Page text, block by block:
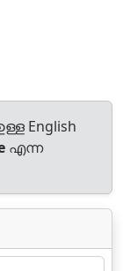
English
എന്ന